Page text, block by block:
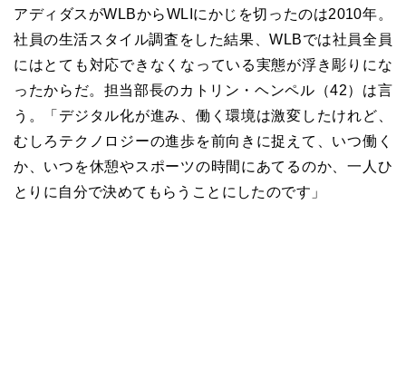
アディダスがWLBからWLI にかじを切ったのは2010年。
社員の生活スタイル調査をした結果、WLBでは社員全員
にはとても対応できなくなっている実態が浮き彫りにな
ったからだ。担当部長のカトリン・ヘンペル（42）は言
う。「デジタル化が進み、働く環境は激変したけれど、
むしろテクノロジーの進歩を前向きに捉えて、いつ働く
か、いつを休憩やスポーツの時間にあてるのか、一人ひ
とりに自分で決めてもらうことにしたのです」